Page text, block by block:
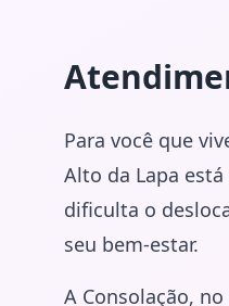
Para você que
Alto da Lapa
dificulta o
seu bem-estar.
A Consolação,